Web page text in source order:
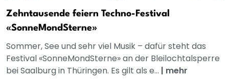
Zehntausende feiern Techno-Festival
«SonneMondSterne»
Sommer, See und sehr viel Musik – dafür steht das
Festival «SonneMondSterne» an der Bleilochtalsperre
bei Saalburg in Thüringen. Es gilt als e... | mehr